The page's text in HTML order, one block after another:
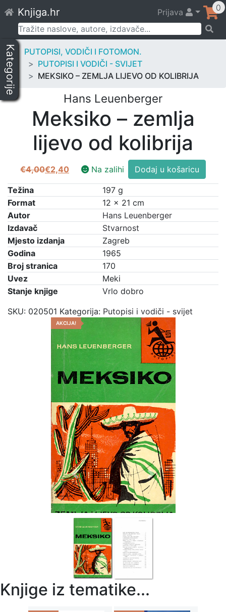
to
content
Knjiga.hr Prijava 0
Pretraži:
Kategorije
PUTOPISI, VODIČI I FOTOMON.
PUTOPISI I VODIČI - SVIJET
MEKSIKO – ZEMLJA LIJEVO OD KOLIBRIJA
Hans Leuenberger
Meksiko – zemlja
lijevo od kolibrija
€4,00
Izvorna
cijena
bila
je:
€4,00.
€2,40
Trenutna
cijena
je:
€2,40.
Na zalihi
Meksiko
-
lijevo
od
kolibrija
količina
Dodaj u košaricu
Težina
197 g
Format
12 × 21 cm
Autor
Hans Leuenberger
Izdavač
Stvarnost
Mjesto izdanja
Zagreb
Godina
1965
Broj stranica
170
Uvez
Meki
Stanje knjige
Vrlo dobro
SKU: 020501 Kategorija: Putopisi i vodiči - svijet
AKCIJA!
Previous Next
Knjige iz tematike...